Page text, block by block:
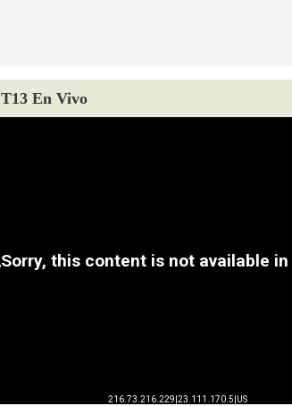
En Vivo